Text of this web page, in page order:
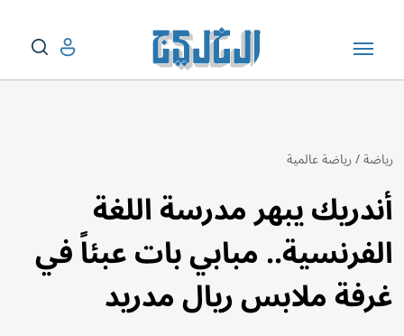
رياضة/رياضة عالمية
أندريك يبهر مدرسة اللغة
الفرنسية.. مبابي بات عبئاً في
غرفة ملابس ريال مدريد